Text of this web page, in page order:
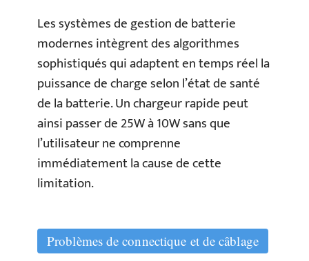
Les systèmes de gestion de batterie
modernes intègrent des algorithmes
sophistiqués qui adaptent en temps réel la
puissance de charge selon l’état de santé
de la batterie. Un chargeur rapide peut
ainsi passer de 25W à 10W sans que
l’utilisateur ne comprenne
immédiatement la cause de cette
limitation.
Problèmes de connectique et de câblage